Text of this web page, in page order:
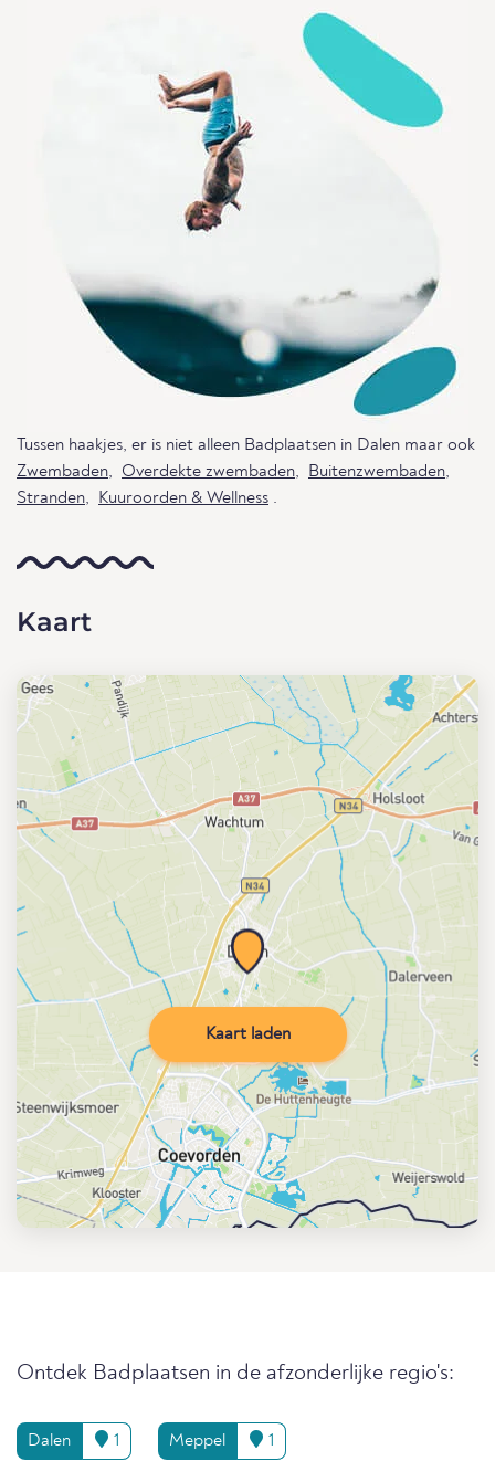
Tussen haakjes, er is niet alleen Badplaatsen in Dalen maar ook
Zwembaden, Overdekte zwembaden, Buitenzwembaden,
Stranden, Kuuroorden & Wellness .
Kaart
Kaart laden
Ontdek Badplaatsen in de afzonderlijke regio's:
Dalen 1 Meppel 1